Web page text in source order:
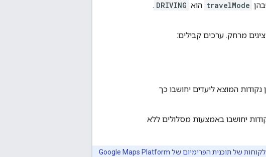
travelMode הוא DRIVING
.
מרחק. ערכים קבילים:
נקודות המוצא ליעדים יחושבו כך
יחושבו באמצעות מסלולים ללא
בעבר, זו הייתה הדרך המומלצת ללקוחות של תוכנית הפרימיום של Google Maps Platform